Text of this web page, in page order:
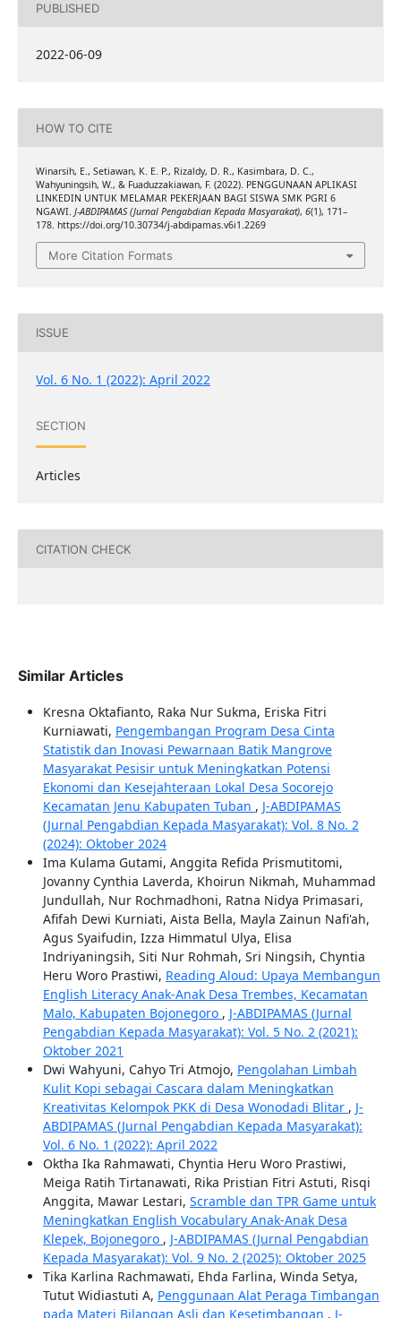
PUBLISHED
2022-06-09
HOW TO CITE
Winarsih, E., Setiawan, K. E. P., Rizaldy, D. R., Kasimbara, D. C.,
Wahyuningsih, W., & Fuaduzzakiawan, F. (2022). PENGGUNAAN APLIKASI
LINKEDIN UNTUK MELAMAR PEKERJAAN BAGI SISWA SMK PGRI 6
NGAWI. J-ABDIPAMAS (Jurnal Pengabdian Kepada Masyarakat), 6(1), 171–
178. https://doi.org/10.30734/j-abdipamas.v6i1.2269
More Citation Formats
ISSUE
Vol. 6 No. 1 (2022): April 2022
SECTION
Articles
CITATION CHECK
Similar Articles
Kresna Oktafianto, Raka Nur Sukma, Eriska Fitri
Kurniawati, Pengembangan Program Desa Cinta
Statistik dan Inovasi Pewarnaan Batik Mangrove
Masyarakat Pesisir untuk Meningkatkan Potensi
Ekonomi dan Kesejahteraan Lokal Desa Socorejo
Kecamatan Jenu Kabupaten Tuban , J-ABDIPAMAS
(Jurnal Pengabdian Kepada Masyarakat): Vol. 8 No. 2
(2024): Oktober 2024
Ima Kulama Gutami, Anggita Refida Prismutitomi,
Jovanny Cynthia Laverda, Khoirun Nikmah, Muhammad
Jundullah, Nur Rochmadhoni, Ratna Nidya Primasari,
Afifah Dewi Kurniati, Aista Bella, Mayla Zainun Nafi'ah,
Agus Syaifudin, Izza Himmatul Ulya, Elisa
Indriyaningsih, Siti Nur Rohmah, Sri Ningsih, Chyntia
Heru Woro Prastiwi, Reading Aloud: Upaya Membangun
English Literacy Anak-Anak Desa Trembes, Kecamatan
Malo, Kabupaten Bojonegoro , J-ABDIPAMAS (Jurnal
Pengabdian Kepada Masyarakat): Vol. 5 No. 2 (2021):
Oktober 2021
Dwi Wahyuni, Cahyo Tri Atmojo, Pengolahan Limbah
Kulit Kopi sebagai Cascara dalam Meningkatkan
Kreativitas Kelompok PKK di Desa Wonodadi Blitar , J-
ABDIPAMAS (Jurnal Pengabdian Kepada Masyarakat):
Vol. 6 No. 1 (2022): April 2022
Oktha Ika Rahmawati, Chyntia Heru Woro Prastiwi,
Meiga Ratih Tirtanawati, Rika Pristian Fitri Astuti, Risqi
Anggita, Mawar Lestari, Scramble dan TPR Game untuk
Meningkatkan English Vocabulary Anak-Anak Desa
Klepek, Bojonegoro , J-ABDIPAMAS (Jurnal Pengabdian
Kepada Masyarakat): Vol. 9 No. 2 (2025): Oktober 2025
Tika Karlina Rachmawati, Ehda Farlina, Winda Setya,
Tutut Widiastuti A, Penggunaan Alat Peraga Timbangan
pada Materi Bilangan Asli dan Kesetimbangan , J-